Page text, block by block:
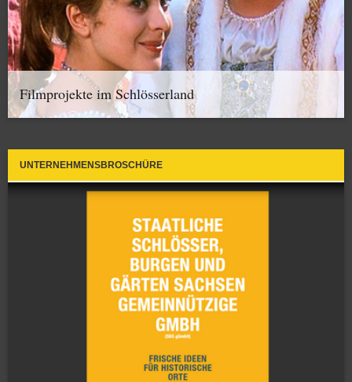
Filmprojekte im Schlösserland
UNTERNEHMENSBROSCHÜRE